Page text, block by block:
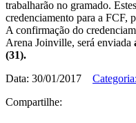
trabalharão no gramado.
credenciamento para a FCF,
A confirmação do
Arena Joinville, será enviada
(31).
Data: 30/01/2017
Compartilhe: